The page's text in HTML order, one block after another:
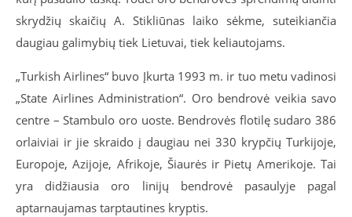
skrydžių skaičių A. Stikliūnas laiko sėkme, suteikiančia
daugiau galimybių tiek Lietuvai, tiek keliautojams.
„Turkish Airlines“ buvo Įkurta 1993 m. ir tuo metu vadinosi
„State Airlines Administration“. Oro bendrovė veikia savo
centre – Stambulo oro uoste. Bendrovės flotilę sudaro 386
orlaiviai ir jie skraido į daugiau nei 330 krypčių Turkijoje,
Europoje, Azijoje, Afrikoje, Šiaurės ir Pietų Amerikoje. Tai
yra didžiausia oro linijų bendrovė pasaulyje pagal
aptarnaujamas tarptautines kryptis.